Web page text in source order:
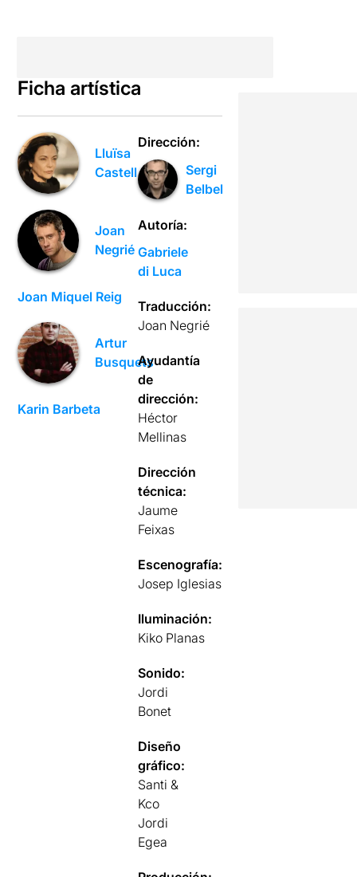
Ficha artística
Lluïsa
Castell
Joan
Negrié
Joan Miquel Reig
Artur
Busquets
Karin Barbeta
Dirección:
Sergi
Belbel
Autoría:
Gabriele
di Luca
Traducción:
Joan Negrié
Ayudantía
de
dirección:
Héctor
Mellinas
Dirección
técnica:
Jaume
Feixas
Escenografía:
Josep Iglesias
Iluminación:
Kiko Planas
Sonido:
Jordi
Bonet
Diseño
gráfico:
Santi &
Kco
Jordi
Egea